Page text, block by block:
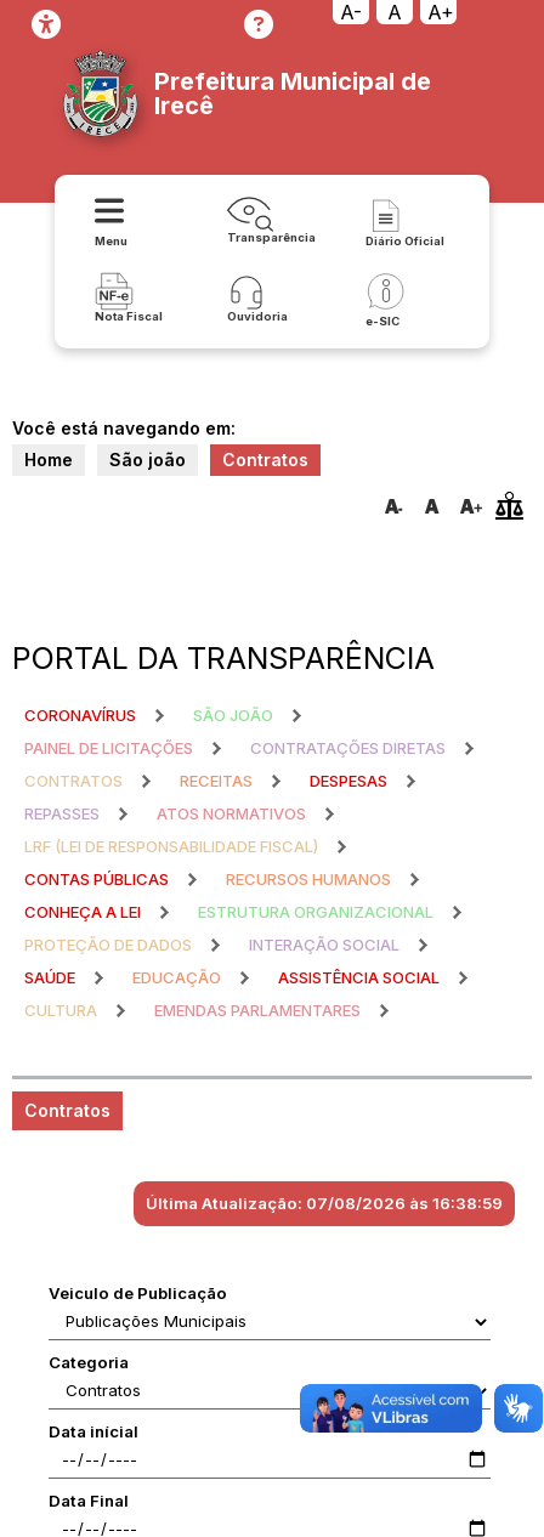
A- A A+
Prefeitura Municipal de
Irecê
Menu Transparência Diário Oficial
Nota Fiscal Ouvidoria e-SIC
Você está navegando em:
Home
São joão Contratos
PORTAL DA TRANSPARÊNCIA
CORONAVÍRUS
SÃO JOÃO
PAINEL DE LICITAÇÕES
CONTRATAÇÕES DIRETAS
CONTRATOS
RECEITAS
DESPESAS
REPASSES
ATOS NORMATIVOS
LRF (LEI DE RESPONSABILIDADE FISCAL)
CONTAS PÚBLICAS
RECURSOS HUMANOS
CONHEÇA A LEI
ESTRUTURA ORGANIZACIONAL
PROTEÇÃO DE DADOS
INTERAÇÃO SOCIAL
SAÚDE
EDUCAÇÃO
ASSISTÊNCIA SOCIAL
CULTURA
EMENDAS PARLAMENTARES
Contratos
Última Atualização: 07/08/2026 às 16:38:59
Veiculo de Publicação
Categoria
Data inícial
Data Final